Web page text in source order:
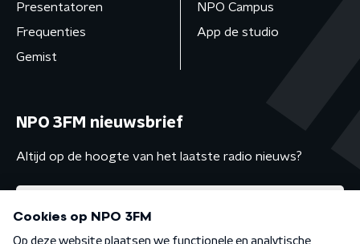
Presentatoren
Frequenties
Gemist
NPO Campus
App de studio
NPO 3FM nieuwsbrief
Altijd op de hoogte van het laatste radio nieuws?